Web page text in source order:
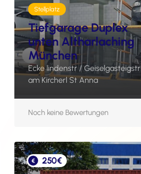
Stellplatz
Tiefgarage Duplex
unten Altharlaching
München
Ecke lindenstr / Geiselgasteigstr
am Kircherl St Anna
Noch keine Bewertungen
250€